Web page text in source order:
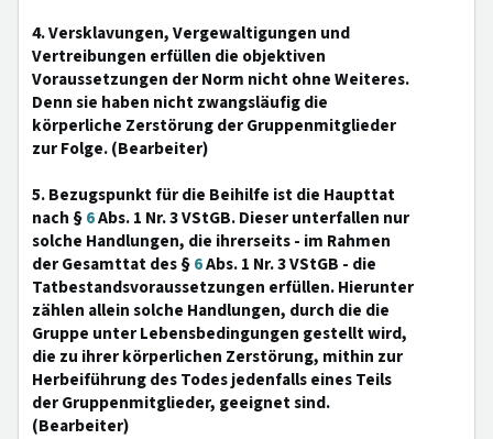
4. Versklavungen, Vergewaltigungen und
Vertreibungen erfüllen die objektiven
Voraussetzungen der Norm nicht ohne Weiteres.
Denn sie haben nicht zwangsläufig die
körperliche Zerstörung der Gruppenmitglieder
zur Folge. (Bearbeiter)
5. Bezugspunkt für die Beihilfe ist die Haupttat
nach §6Abs. 1 Nr. 3 VStGB. Dieser unterfallen nur
solche Handlungen, die ihrerseits - im Rahmen
der Gesamttat des §6Abs. 1 Nr. 3 VStGB - die
Tatbestandsvoraussetzungen erfüllen. Hierunter
zählen allein solche Handlungen, durch die die
Gruppe unter Lebensbedingungen gestellt wird,
die zu ihrer körperlichen Zerstörung, mithin zur
Herbeiführung des Todes jedenfalls eines Teils
der Gruppenmitglieder, geeignet sind.
(Bearbeiter)